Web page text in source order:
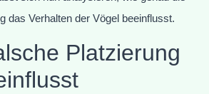
das Verhalten der Vögel beeinflusst.
Platzierung